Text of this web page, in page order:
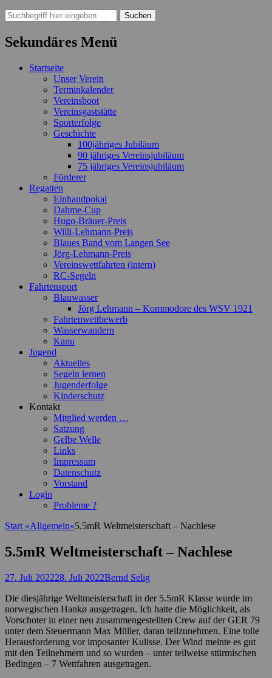
Suchen
Suchen
nach:
Sekundäres Menü
Zum
Startseite
Unser Verein
Terminkalender
Vereinsboot
Vereinsgaststätte
Sporterfolge
Geschichte
100jähriges Jubiläum
90 jähriges Vereinsjubiläum
75 jähriges Vereinsjubiläum
Förderer
Regatten
Einhandpokal
Dahme-Cup
Hugo-Bräuer-Preis
Willi-Lehmann-Preis
Blaues Band vom Langen See
Jörg-Lehmann-Preis
Vereinswettfahrten (intern)
RC-Segeln
Fahrtensport
Blauwasser
Jörg Lehmann – Kommodore des WSV 1921
Fahrtenwettbewerb
Wasserwandern
Kanu
Jugend
Aktuelles
Segeln lernen
Jugenderfolge
Kinderschutz
Kontakt
Mitglied werden …
Satzung
Gelbe Welle
Links
Impressum
Datenschutz
Vorstand
Login
Probleme ?
Start »Allgemein»5.5mR Weltmeisterschaft – Nachlese
5.5mR Weltmeisterschaft – Nachlese
Posted
27. Juli 202228. Juli 2022Autor
Bernd Selig
Die diesjährige Weltmeisterschaft in der 5.5mR Klasse wurde im
norwegischen Hankø ausgetragen. Ich hatte die Möglichkeit, als
Vorschoter in einer neu zusammengestellten Crew auf der GER 79
unter dem Steuermann Max Müller, daran teilzunehmen. Eine tolle
Herausforderung vor imposanter Kulisse. Der Wind meinte es gut
mit den Teilnehmern und so wurden – unter teilweise stürmischen
Bedingen – 7 Wettfahren ausgetragen.